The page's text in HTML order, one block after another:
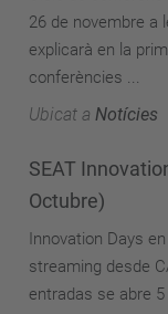
26 de novembre a
explicarà en la
conferències ...
Ubicat a Notícies
SEAT
Octubre)
Innovation Days
streaming desde
entradas se abre